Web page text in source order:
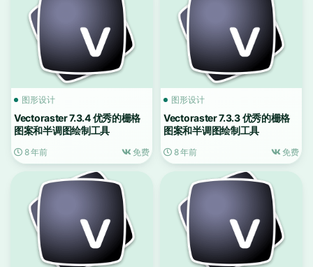
图形设计
Vectoraster 7.3.4 优秀的栅格
图案和半调图绘制工具
8 年前 免费
图形设计
Vectoraster 7.3.3 优秀的栅格
图案和半调图绘制工具
8 年前 免费